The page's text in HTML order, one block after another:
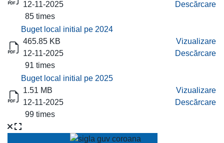
12-11-2025
85 times
Descărcare
Buget local initial pe 2024
465.85 KB
12-11-2025
91 times
Vizualizare
Descărcare
Buget local initial pe 2025
1.51 MB
12-11-2025
99 times
Vizualizare
Descărcare